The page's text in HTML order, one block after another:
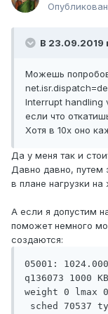
В 23.09.2019
Можешь
Interrupt handling
если что
Хотя в 10х оно
Да у меня так и
Давно давно, путем
в плане нагрузки на
А если я допустим
поможет немного
создаются:
05001:
q136073 1000
weight 0